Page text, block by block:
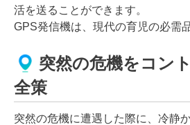
活を送ることができます。
GPS発信機は、現代の育児の必需
突然の危機をコン
全策
突然の危機に遭遇した際に、冷静